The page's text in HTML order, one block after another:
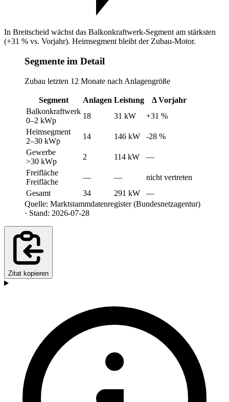
In Breitscheid wächst das Balkonkraftwerk-Segment am stärksten
(+31 % vs. Vorjahr). Heimsegment bleibt der Zubau-Motor.
Segmente im Detail
Zubau letzten 12 Monate nach Anlagengröße
Segment Anlagen Leistung
Δ Vorjahr
Balkonkraftwerk
0–2 kWp
18 31 kW
+31 %
Heimsegment
2–30 kWp
14 146 kW
-28 %
Gewerbe
>30 kWp
2 114 kW
—
Freifläche
Freifläche
— —
nicht vertreten
Gesamt
34 291 kW
—
Quelle: Marktstammdatenregister (Bundesnetzagentur)
· Stand: 2026-07-28
Zitat kopieren